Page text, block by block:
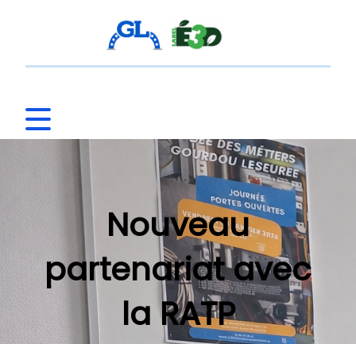
Nouveau
partenariat avec
la RATP